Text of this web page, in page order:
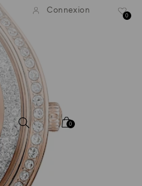
Livraison standard
une commande supérieure
Connexion
0
0